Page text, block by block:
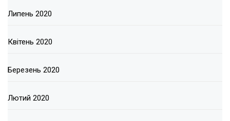
Липень 2020
Квітень 2020
Березень 2020
Лютий 2020